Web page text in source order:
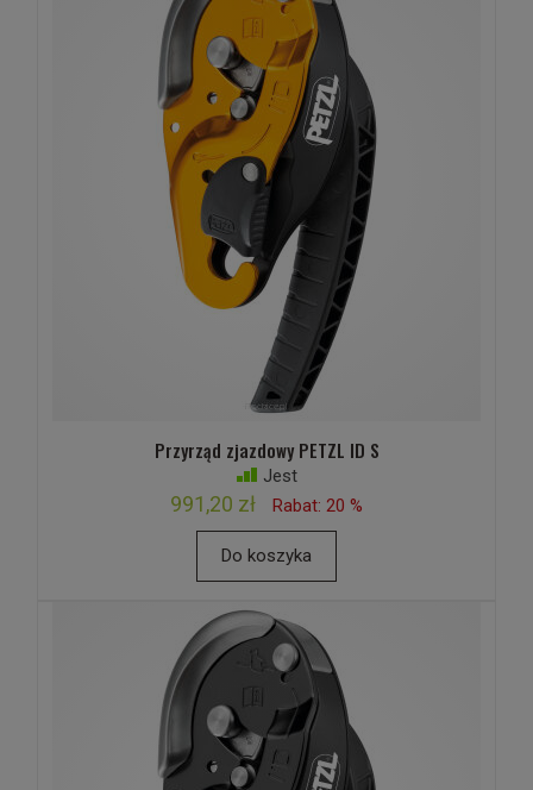
Przyrząd zjazdowy PETZL ID S
Jest
991,20 zł Rabat: 20 %
Do koszyka